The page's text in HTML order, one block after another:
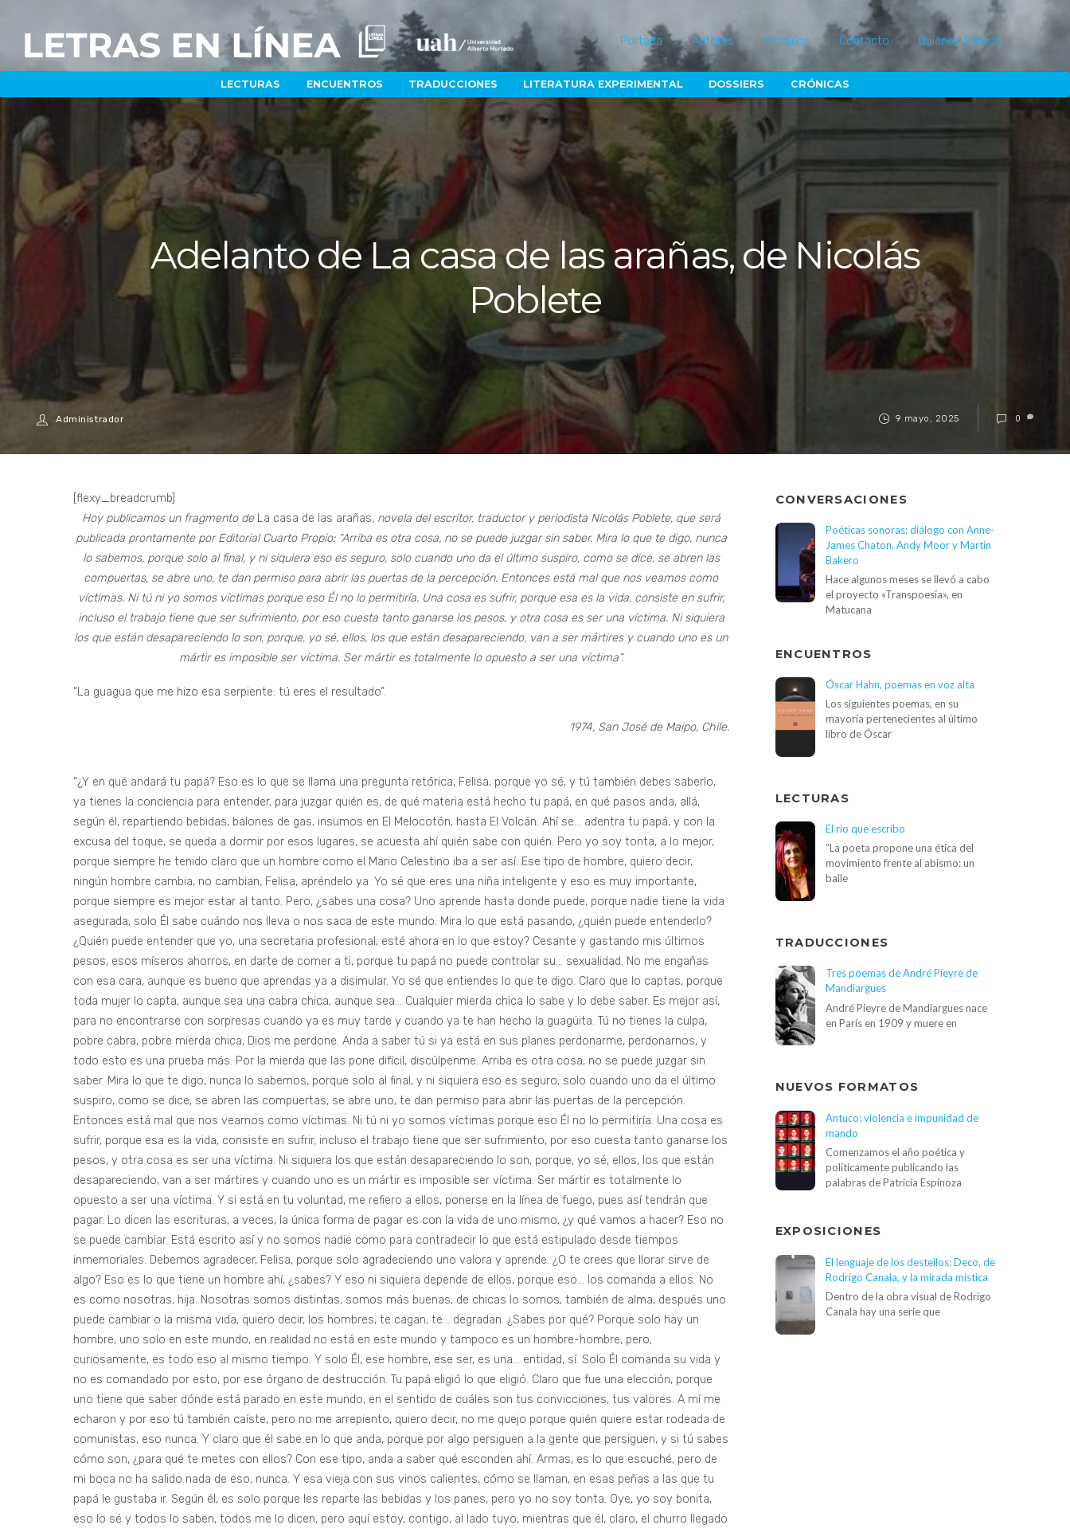
Portada Autores Artículos Contacto Quiénes Somos
LECTURAS ENCUENTROS TRADUCCIONES LITERATURA EXPERIMENTAL DOSSIERS CRÓNICAS
9 mayo, 2025
Adelanto de La casa de las arañas, de Nicolás
Poblete
Administrador 0
[flexy_breadcrumb]
Hoy publicamos un fragmento deLa casa de las arañas, novela del escritor, traductor y periodista Nicolás Poblete, que será
publicada prontamente por Editorial Cuarto Propio: “Arriba es otra cosa, no se puede juzgar sin saber. Mira lo que te digo, nunca
lo sabemos, porque solo al final, y ni siquiera eso es seguro, solo cuando uno da el último suspiro, como se dice, se abren las
compuertas, se abre uno, te dan permiso para abrir las puertas de la percepción. Entonces está mal que nos veamos como
víctimas. Ni tú ni yo somos víctimas porque eso Él no lo permitiría. Una cosa es sufrir, porque esa es la vida, consiste en sufrir,
incluso el trabajo tiene que ser sufrimiento, por eso cuesta tanto ganarse los pesos, y otra cosa es ser una víctima. Ni siquiera
los que están desapareciendo lo son, porque, yo sé, ellos, los que están desapareciendo, van a ser mártires y cuando uno es un
mártir es imposible ser víctima. Ser mártir es totalmente lo opuesto a ser una víctima”.
“La guagua que me hizo esa serpiente: tú eres el resultado”.
1974, San José de Maipo, Chile.
“¿Y en qué andará tu papá? Eso es lo que se llama una pregunta retórica, Felisa, porque yo sé, y tú también debes saberlo, ya tienes la conciencia para entender, para juzgar quién es, de qué materia está hecho tu papá, en qué pasos anda, allá, según él, repartiendo bebidas, balones de gas, insumos en El Melocotón, hasta El Volcán. Ahí se… adentra tu papá, y con la excusa del toque, se queda a dormir por esos lugares, se acuesta ahí quién sabe con quién. Pero yo soy tonta, a lo mejor, porque siempre he tenido claro que un hombre como el Mario Celestino iba a ser así. Ese tipo de hombre, quiero decir, ningún hombre cambia, no cambian, Felisa, apréndelo ya. Yo sé que eres una niña inteligente y eso es muy importante, porque siempre es mejor estar al tanto. Pero, ¿sabes una cosa? Uno aprende hasta donde puede, porque nadie tiene la vida asegurada, solo Él sabe cuándo nos lleva o nos saca de este mundo. Mira lo que está pasando, ¿quién puede entenderlo? ¿Quién puede entender que yo, una secretaria profesional, esté ahora en lo que estoy? Cesante y gastando mis últimos pesos, esos míseros ahorros, en darte de comer a ti, porque tu papá no puede controlar su… sexualidad. No me engañas con esa cara, aunque es bueno que aprendas ya a disimular. Yo sé que entiendes lo que te digo. Claro que lo captas, porque toda mujer lo capta, aunque sea una cabra chica, aunque sea… Cualquier mierda chica lo sabe y lo debe saber. Es mejor así, para no encontrarse con sorpresas cuando ya es muy tarde y cuando ya te han hecho la guagüita. Tú no tienes la culpa, pobre cabra, pobre mierda chica, Dios me perdone. Anda a saber tú si ya está en sus planes perdonarme, perdonarnos, y todo esto es una prueba más. Por la mierda que las pone difícil, discúlpenme. Arriba es otra cosa, no se puede juzgar sin saber. Mira lo que te digo, nunca lo sabemos, porque solo al final, y ni siquiera eso es seguro, solo cuando uno da el último suspiro, como se dice, se abren las compuertas, se abre uno, te dan permiso para abrir las puertas de la percepción. Entonces está mal que nos veamos como víctimas. Ni tú ni yo somos víctimas porque eso Él no lo permitiría. Una cosa es sufrir, porque esa es la vida, consiste en sufrir, incluso el trabajo tiene que ser sufrimiento, por eso cuesta tanto ganarse los pesos, y otra cosa es ser una víctima. Ni siquiera los que están desapareciendo lo son, porque, yo sé, ellos, los que están desapareciendo, van a ser mártires y cuando uno es un mártir es imposible ser víctima. Ser mártir es totalmente lo opuesto a ser una víctima. Y si está en tu voluntad, me refiero a ellos, ponerse en la línea de fuego, pues así tendrán que pagar. Lo dicen las escrituras, a veces, la única forma de pagar es con la vida de uno mismo, ¿y qué vamos a hacer? Eso no se puede cambiar. Está escrito así y no somos nadie como para contradecir lo que está estipulado desde tiempos inmemoriales. Debemos agradecer, Felisa, porque solo agradeciendo uno valora y aprende. ¿O te crees que llorar sirve de algo? Eso es lo que tiene un hombre ahí, ¿sabes? Y eso ni siquiera depende de ellos, porque eso… los comanda a ellos. No es como nosotras, hija. Nosotras somos distintas, somos más buenas, de chicas lo somos, también de alma, después uno puede cambiar o la misma vida, quiero decir, los hombres, te cagan, te… degradan. ¿Sabes por qué? Porque solo hay un hombre, uno solo en este mundo, en realidad no está en este mundo y tampoco es un hombre-hombre, pero, curiosamente, es todo eso al mismo tiempo. Y solo Él, ese hombre, ese ser, es una… entidad, sí. Solo Él comanda su vida y no es comandado por esto, por ese órgano de destrucción. Tu papá eligió lo que eligió. Claro que fue una elección, porque uno tiene que saber dónde está parado en este mundo, en el sentido de cuáles son tus convicciones, tus valores. A mí me echaron y por eso tú también caíste, pero no me arrepiento, quiero decir, no me quejo porque quién quiere estar rodeada de comunistas, eso nunca. Y claro que él sabe en lo que anda, porque por algo persiguen a la gente que persiguen, y si tú sabes cómo son, ¿para qué te metes con ellos? Con ese tipo, anda a saber qué esconden ahí. Armas, es lo que escuché, pero de mi boca no ha salido nada de eso, nunca. Y esa vieja con sus vinos calientes, cómo se llaman, en esas peñas a las que tu papá le gustaba ir. Según él, es solo porque les reparte las bebidas y los panes, pero yo no soy tonta. Oye, yo soy bonita, eso lo sé y todos lo saben, todos me lo dicen, pero aquí estoy, contigo, al lado tuyo, mientras que él, claro, el churro llegado del norte, con esa risa y ese modo galán. Claro que uno cae… con esos ojos. Pero también su olor a cigarro, a ropa pasada a humo viejo; cigarros y también de asados y hogueras. Esas peñas… y algo capilar, como una loción amarga, entonces no… Una serpiente, hombre-serpiente, porque algo libidinoso también en esa garganta, mientras tragaba. Mario Celestino Bórquez. Mario Celestino. Mario. Celestino. Tu papá. Sé identificarlos; ese tipo de hombres cuya sexualidad es incluso evidente en su cuello. ¿Y sabes lo que se siente? Por lo menos yo, como si tuviera un árbol dentro de mi pecho, un ramaje que es llenado con agua, inundado con tanta agua barrosa, ahogándote… Dios mío, es como el río cuando está lleno. ¿Te acuerdas cuando se inundó y se desbordó? El río se lleva todo, te avasalla. Así mismo es, en tu cuerpo. Y ¿sabes qué, hija? Eso no está bien. Esto no puede repetirse. No debe repetirse… porque es un exceso, es lo que puede desquiciarte, porque te… obnubila. Ay, mi amor, tengo miedo. Tengo miedo de que nos haga algo ese hombre. Pero es raro que eso pase. Ya no. ¿Tienes miedo tú también? Tienes toda la razón de sentir miedo, y yo soy mala madre quizá porque no me siento capaz de protegerte, pero lo voy a hacer igual, cueste lo que cueste. Lo único que una madre debe hacer, al final del día, lo último, la única prueba final, la que debes responder, o sea, cuando te piden rendir cuentas allá arriba o donde sea que sea; la insuperable prueba, porque puedes haber sido exitosa en mil cosas y también puedes haber cometido millones de errores, entonces solo queda, de tu paso entero sobre esta tierra, como mamá solo queda eso: poder responder sí, fui una buena madre. ¿Por qué? Porque te protegí, protegí con mi vida a mi hija. Es lo único que vale al final de nuestra vida. Pero es un final que es el principio, escucha lo que te digo. Al final, me hicieron un favor, claro que el favor fue para todos. Imagínate ver, o sea, sentir que cuando te echan, es como un regalo. Ahora lo tengo claro. Para mí siempre ha estado claro y yo no estaba contenta ahí… añoro otros tiempos, este tampoco me gusta… Pero anda a saber tú, si ya la vida de uno es una prueba para uno, pequeña, porque es una sola vida, imagínate lo que es una prueba para un país entero, que Él decida poner a prueba a un país completo, como en otras ocasiones ha hecho con algunos pueblos. Ahí nadie puede… no queda otra que aceptar la prueba, aunque la vida se nos vaya en ello. Uno no tiene la capacidad para comprender y ver tanto en el futuro, pero Él sí puede ver el horizonte, puede ver todo el futuro que le queda al planeta. O sea, el futuro es de Él, Él lo crea y lo diseña, entonces no es de extrañar que uno no sepa cómo va a venir la mano… Tampoco idealizo todo el pasado, claro que no, ese tiempo donde todos, hasta mi papá, tu abuelo, iban a las casas de putas, así mismo te lo digo. Ellos son los hijos de puta. Y… Ya, ahora acuéstate bien. Duérmete, que tengo que ordenar, tengo que limpiar. Y mírame bien, porque este va a ser mi peinado, mi corte. Qué me importa, quién me ve. Responde, pues. ¿Quién me ve a mí? No me refiero a ti, eso es obvio… Porque a tu papá ahora le gustan las viejas de pelo largo. ¡Un asco! Pero ya está, porque todo se va, mi niña. Mi niña linda, todo se va y queda en el pasado, como lo mismo que te estoy diciendo ahora. ¿Ves cómo este pelo ya es otro? ¿Ves cómo mi peinado anterior ya está en el pasado? Así mismo es. Oye, así es la vida y llorar no tiene nada que ver, son emociones solamente. Tú también lo sabes, porque eres inteligente, saliste a mí y no a ese degenerado caliente, por eso lo sabes… ¿Ves que no hay de qué preocuparse? Ya te dije que llorar es… no es lo que Él quiere de nosotras. Al contrario, lo que necesitamos es valentía, pero no arrogancia, sino sumisión. Es una tranquilidad, porque es lo único que podemos hacer y para lo que no se necesita hacer ningún esfuerzo, aunque no entendamos eso en toda nuestra vida. Al final, uno deduce que todo el esfuerzo es en vano, pero no me malinterpretes. Cuesta realizarlo, pero no tendría que costar si supiéramos, si obedeciéramos desde un principio, como fue estipulado. Lo que pasa es que ahora debemos pagar por esa arrogancia que te digo. Todos estamos pagando, como país entero, porque nunca se debió intentar torcerle la mano a Él. Yo vi, en ese mismo colegio, cómo querían sacarlo, y te lo digo, sacarlo hasta de las mallas de estudio: sacar el ramo de religión. ¿Cómo se puede aguantar algo así? Él no lo iba a tolerar, y si ese es el castigo, porque no me digas que quien siga esas órdenes no merece un castigo, pues así es no más. ¿Me entiendes cuando te digo que me hicieron un favor? Uno después lo comprende. Es verdad que en ese colegio te aguantaron, de chica, pero ¿qué madre quiere esa educación contaminada para un hijo, una mierda chica que está recién entrando al mundo y que no aceptan que aprenda de religión? El favor que te digo fue para muchos. Por algo cerraron ese colegio hereje que se creía superior al mensaje de Él. El castigo fue un golpe, así tal cual como la palabra lo indica. Un golpe para toda la ciudadanía. No es novedad que pagan justos por pecadores, como el cordero, que no tiene ninguna culpa de su condición, de ser un cordero, pero, ojo, que también hay lobos con piel de oveja, entonces no es nada de fácil, nunca es fácil, si no, no estaríamos en esta tierra para aprender, nunca
CONVERSACIONES
Poéticas sonoras: diálogo con Anne-
James Chaton, Andy Moor y Martín
Bakero
Hace algunos meses se llevó a cabo
el proyecto «Transpoesía», en
Matucana
ENCUENTROS
Óscar Hahn, poemas en voz alta
Los siguientes poemas, en su
mayoría pertenecientes al último
libro de Óscar
LECTURAS
El río que escribo
“La poeta propone una ética del
movimiento frente al abismo: un
baile
TRADUCCIONES
Tres poemas de André Pieyre de
Mandiargues
André Pieyre de Mandiargues nace
en París en 1909 y muere en
NUEVOS FORMATOS
Antuco: violencia e impunidad de
mando
Comenzamos el año poética y
políticamente publicando las
palabras de Patricia Espinoza
EXPOSICIONES
El lenguaje de los destellos: Deco, de
Rodrigo Canala, y la mirada mística
Dentro de la obra visual de Rodrigo
Canala hay una serie que